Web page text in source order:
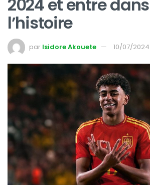
2024 et entre dans
l’histoire
par Isidore Akouete 10/07/2024